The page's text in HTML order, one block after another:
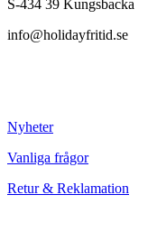
S-434 39 Kungsbacka
info@holidayfritid.se
Nyheter
Vanliga frågor
Retur & Reklamation